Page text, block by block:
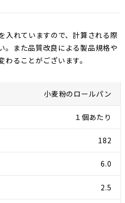
入れていますので、計算される際
。また品質改良による製品規格や
ることがございます。
小麦粉のロールパン
１個あたり
182
6.0
2.5